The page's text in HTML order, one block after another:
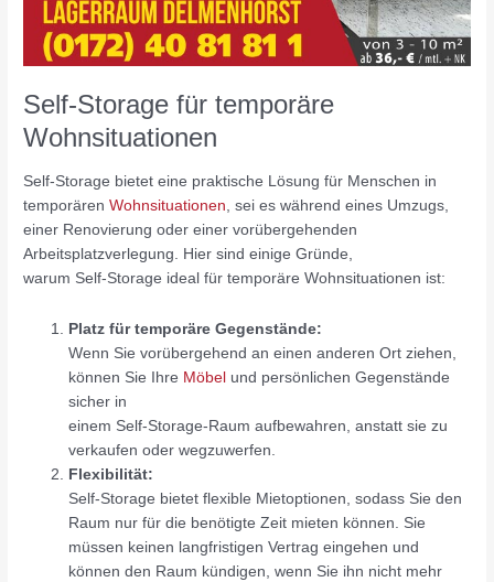
Self-Storage für temporäre
Wohnsituationen
Self-Storage bietet eine praktische Lösung für Menschen in
temporärenWohnsituationen , sei es während eines Umzugs,
einer Renovierung oder einer vorübergehenden
Arbeitsplatzverlegung. Hier sind einige Gründe,
warum Self-Storage ideal für temporäre Wohnsituationen ist:
Platz für temporäre Gegenstände:
Wenn Sie vorübergehend an einen anderen Ort ziehen,
können Sie Ihre Möbel und persönlichen Gegenstände
sicher in
einem Self-Storage-Raum aufbewahren, anstatt sie zu
verkaufen oder wegzuwerfen.
Flexibilität:
Self-Storage bietet flexible Mietoptionen, sodass Sie den
Raum nur für die benötigte Zeit mieten können. Sie
müssen keinen langfristigen Vertrag eingehen und
können den Raum kündigen, wenn Sie ihn nicht mehr